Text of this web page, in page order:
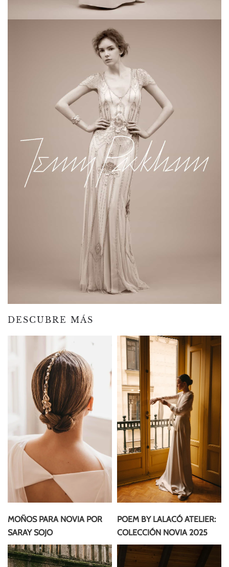
DESCUBRE MÁS
MOÑOS PARA NOVIA POR
SARAY SOJO
POEM BY LALACÓ ATELIER:
COLECCIÓN NOVIA 2025